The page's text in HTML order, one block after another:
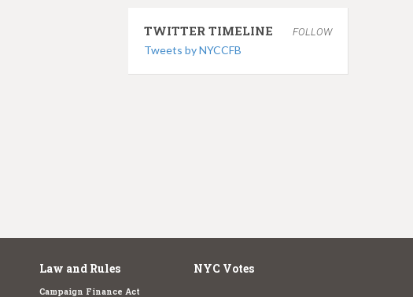
TWITTER TIMELINE FOLLOW
Tweets by NYCCFB
Law and Rules
Campaign Finance Act
NYC Votes